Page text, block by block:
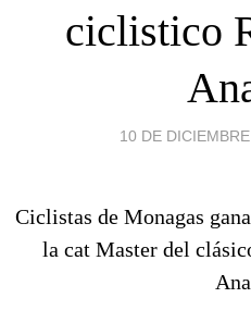
ciclistico
10 DE
Ciclistas de Monagas
la cat Master del